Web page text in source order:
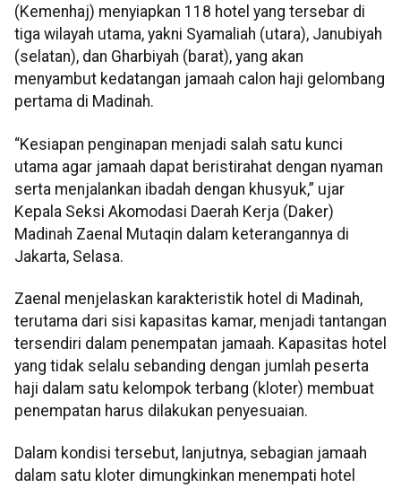
(Kemenhaj) menyiapkan 118 hotel yang tersebar di
tiga wilayah utama, yakni Syamaliah (utara), Janubiyah
(selatan), dan Gharbiyah (barat), yang akan
menyambut kedatangan jamaah calon haji gelombang
pertama di Madinah.
“Kesiapan penginapan menjadi salah satu kunci
utama agar jamaah dapat beristirahat dengan nyaman
serta menjalankan ibadah dengan khusyuk,” ujar
Kepala Seksi Akomodasi Daerah Kerja (Daker)
Madinah Zaenal Mutaqin dalam keterangannya di
Jakarta, Selasa.
Zaenal menjelaskan karakteristik hotel di Madinah,
terutama dari sisi kapasitas kamar, menjadi tantangan
tersendiri dalam penempatan jamaah. Kapasitas hotel
yang tidak selalu sebanding dengan jumlah peserta
haji dalam satu kelompok terbang (kloter) membuat
penempatan harus dilakukan penyesuaian.
Dalam kondisi tersebut, lanjutnya, sebagian jamaah
dalam satu kloter dimungkinkan menempati hotel